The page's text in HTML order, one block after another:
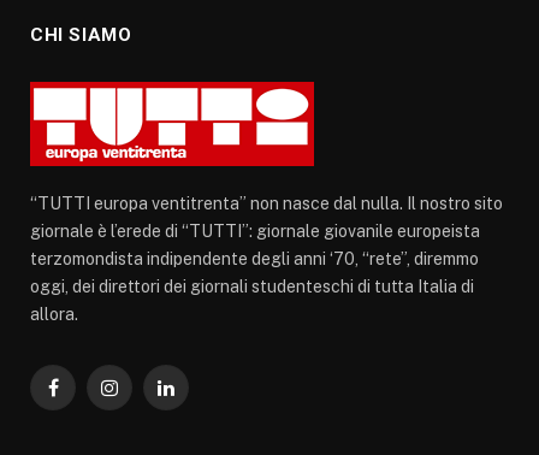
CHI SIAMO
“TUTTI europa ventitrenta” non nasce dal nulla. Il nostro sito
giornale è l’erede di “TUTTI”: giornale giovanile europeista
terzomondista indipendente degli anni ‘70, “rete”, diremmo
oggi, dei direttori dei giornali studenteschi di tutta Italia di
allora.
FacebookInstagramLinkedIn